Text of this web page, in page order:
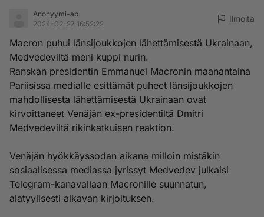
Anonyymi-ap
2024-02-27 16:52:22
Ilmoita
Macron puhui länsijoukkojen lähettämisestä Ukrainaan,
Medvedeviltä meni kuppi nurin.
Ranskan presidentin Emmanuel Macronin maanantaina
Pariisissa medialle esittämät puheet länsijoukkojen
mahdollisesta lähettämisestä Ukrainaan ovat
kirvoittaneet Venäjän ex-presidentiltä Dmitri
Medvedeviltä rikinkatkuisen reaktion.
Venäjän hyökkäyssodan aikana milloin mistäkin
sosiaalisessa mediassa jyrissyt Medvedev julkaisi
Telegram-kanavallaan Macronille suunnatun,
alatyylisesti alkavan kirjoituksen.